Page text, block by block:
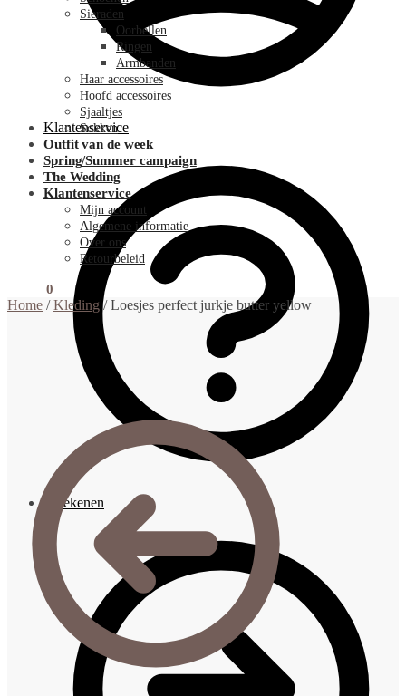
Klantenservice
Afrekenen
Sieraden
Oorbellen
Ringen
Armbanden
Haar accessoires
Hoofd accessoires
Sjaaltjes
Sokken
Outfit van de week
Spring/Summer campaign
The Wedding
Klantenservice
Mijn account
Algemene informatie
Over ons
Retourbeleid
0
Home /Kleding /Loesjes perfect jurkje butter yellow